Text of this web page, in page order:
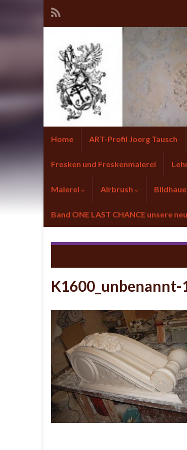
Home ART-Profil Joerg Tausch
Fresken und Freskenmalerei
Malerei Airbrush
Band ONE LAST CHANCE unsere
K1600_unbenannt-